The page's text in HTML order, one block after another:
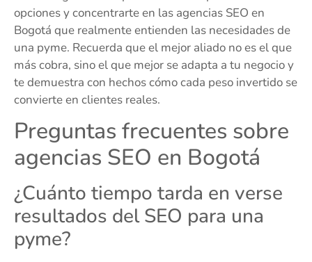
opciones y concentrarte en las agencias SEO en
Bogotá que realmente entienden las necesidades de
una pyme. Recuerda que el mejor aliado no es el que
más cobra, sino el que mejor se adapta a tu negocio y
te demuestra con hechos cómo cada peso invertido se
convierte en clientes reales.
Preguntas frecuentes sobre
agencias SEO en Bogotá
¿Cuánto tiempo tarda en verse
resultados del SEO para una
pyme?